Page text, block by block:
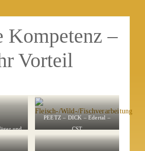
Kompetenz –
Vorteil
und
PEETZ – DICK – Edertal –
CST
Fleisch-/ Wild-/